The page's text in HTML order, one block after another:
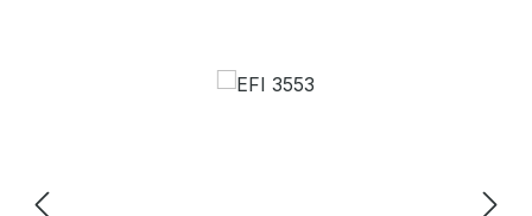
Bildergalerie überspringen